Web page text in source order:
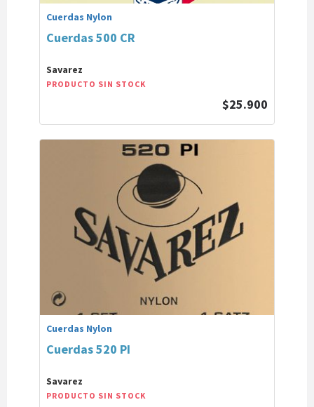
Cuerdas Nylon
Cuerdas 500 CR
Savarez
PRODUCTO SIN STOCK
$25.900
Cuerdas Nylon
Cuerdas 520 PI
Savarez
PRODUCTO SIN STOCK